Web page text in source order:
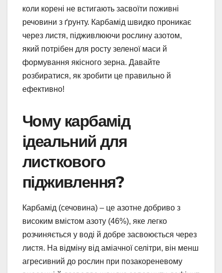
коли корені не встигають засвоїти поживні
речовини з ґрунту. Карбамід швидко проникає
через листя, підживлюючи рослину азотом,
який потрібен для росту зеленої маси й
формування якісного зерна. Давайте
розбиратися, як зробити це правильно й
ефективно!
Чому карбамід
ідеальний для
листкового
підживлення?
Карбамід (сечовина) – це азотне добриво з
високим вмістом азоту (46%), яке легко
розчиняється у воді й добре засвоюється через
листя. На відміну від аміачної селітри, він менш
агресивний до рослин при позакореневому